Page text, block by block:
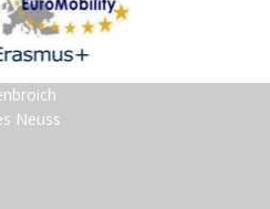
Neuss